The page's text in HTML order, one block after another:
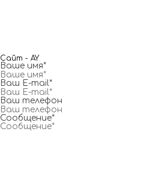
Сайт - AY
Ваше имя*
Ваш E-mail*
Ваш телефон
Сообщение*